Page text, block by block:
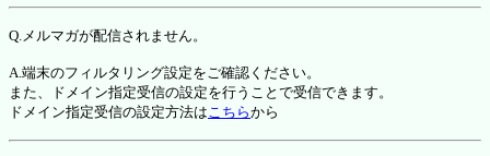
Q.メルマガが配信されません。
A.端末のフィルタリング設定をご確認ください。
また、ドメイン指定受信の設定を行うことで受信できます。
ドメイン指定受信の設定方法はこちらから